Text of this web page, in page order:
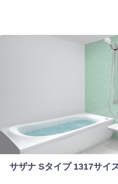
サザナ Sタイプ 1317サイ